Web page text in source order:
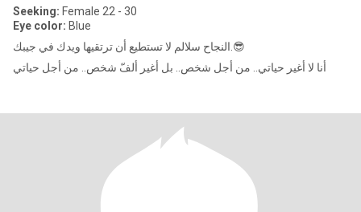
Seeking: Female 22 - 30
Eye color: Blue
النجاح سلالم لا تستطيع أن ترتقيها ويدك في جيبك.😎
أنا لا أغير حياتي.. من أجل شخص.. بل أغير ألفّ شخص.. من أجل حياتي